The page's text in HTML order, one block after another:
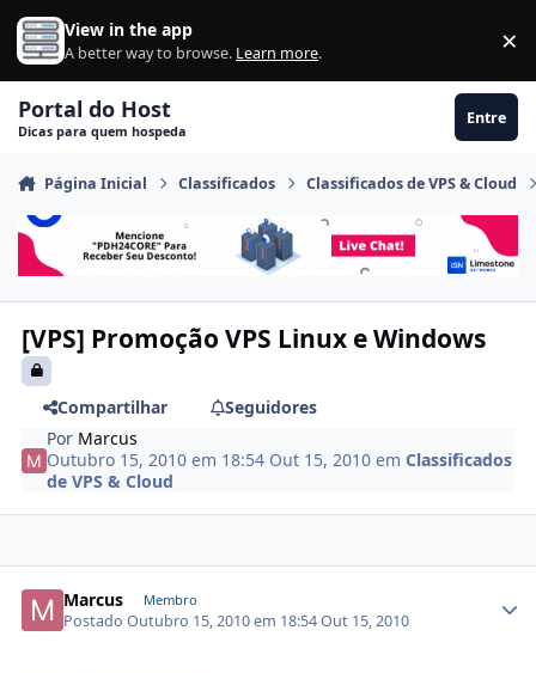
Ir para conteúdo
View in the app
A better way to browse. Learn more. ×
Portal do Host
Dicas para quem hospeda
Entre
Página Inicial Classificados Classificados de VPS & Cloud
[VPS] Promoção VPS Linux e Windows
Compartilhar
Seguidores
Por Marcus
Outubro 15, 2010 em 18:54 Out 15, 2010 emClassificados
de VPS & Cloud
Marcus Membro
PostadoOutubro 15, 2010 em 18:54Out 15, 2010